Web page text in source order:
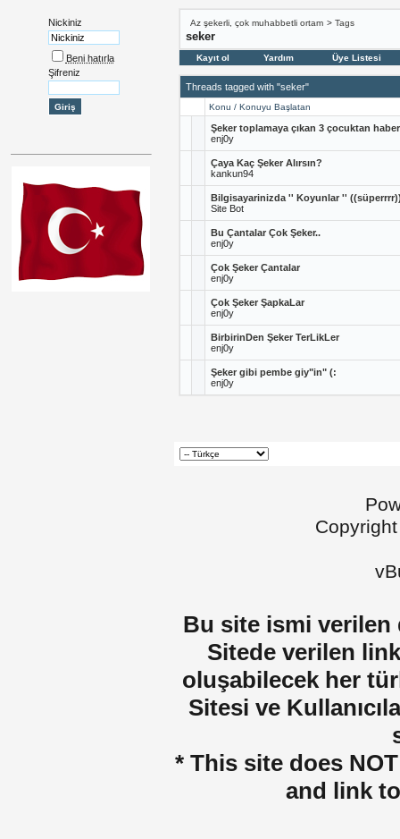
Nickiniz
Beni hatırla
Şifreniz
Az şekerli, çok muhabbetli ortam > Tags
seker
Kayıt ol Yardım Üye Listesi
Threads tagged with "seker"
Konu / Konuyu Başlatan
Şeker toplamaya çıkan 3 çocuktan
enj0y
Çaya Kaç Şeker Alırsın?
kankun94
Bilgisayarinizda '' Koyunlar ''
Site Bot
Bu Çantalar Çok Şeker..
enj0y
Çok Şeker Çantalar
enj0y
Çok Şeker ŞapkaLar
enj0y
BirbirinDen Şeker TerLikLer
enj0y
Şeker gibi pembe giy"in" (:
enj0y
Bu site ismi verilen
Sitede verilen
oluşabilecek her
Sitesi ve
* This site does
and link